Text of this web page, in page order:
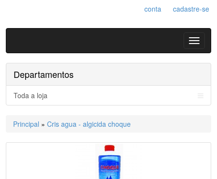
conta cadastre-se
Departamentos
Toda a loja
Principal » Cris agua - algicida choque